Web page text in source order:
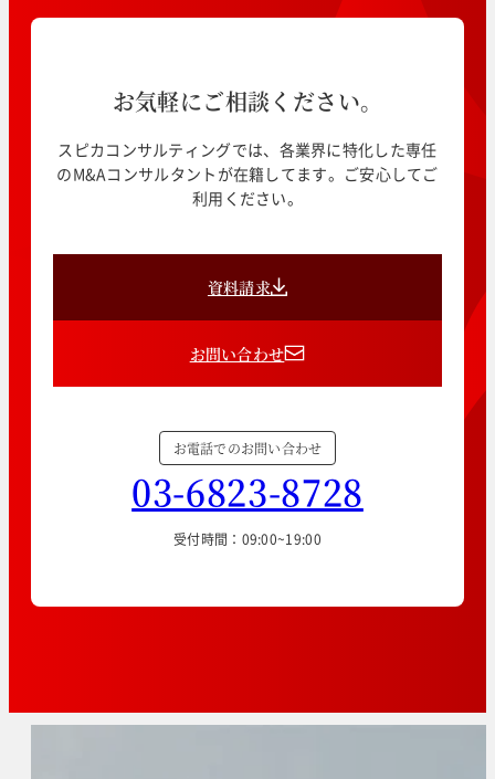
お気軽にご相談ください。
スピカコンサルティングでは、各業界に特化した専任
のM&Aコンサルタントが在籍してます。ご安心してご
利用ください。
資料請求
お問い合わせ
お電話でのお問い合わせ
03-6823-8728
受付時間：09:00~19:00